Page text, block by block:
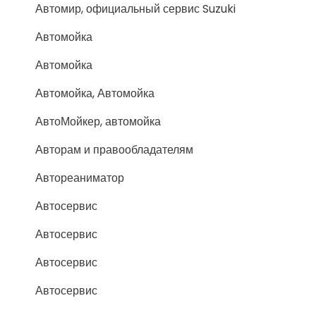
Автомир, официальный сервис Suzuki
Автомойка
Автомойка
Автомойка, Автомойка
АвтоМойкер, автомойка
Авторам и правообладателям
Автореаниматор
Автосервис
Автосервис
Автосервис
Автосервис